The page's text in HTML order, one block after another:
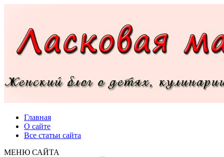
Главная
О сайте
Все статьи сайта
МЕНЮ САЙТА